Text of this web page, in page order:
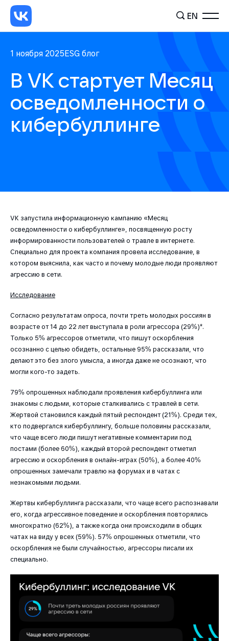
EN
1 ноября 2025 ESG блог
В VK стартует Месяц
осведомленности о
кибербуллинге
VK запустила информационную кампанию «Месяц
осведомленности о кибербуллинге», посвященную росту
информированности пользователей о травле в интернете.
Специально для проекта компания провела исследование, в
котором выяснила, как часто и почему молодые люди проявляют
агрессию в сети.
Исследование
Согласно результатам опроса, почти треть молодых россиян в
возрасте от 14 до 22 лет выступала в роли агрессора (29%)*.
Только 5% агрессоров отметили, что пишут оскорбления
осознанно с целью обидеть, остальные 95% рассказали, что
делают это без злого умысла, а иногда даже не осознают, что
могли кого-то задеть.
79% опрошенных наблюдали проявления кибербуллинга или
знакомы с людьми, которые сталкивались с травлей в сети.
Жертвой становился каждый пятый респондент (21%). Среди тех,
кто подвергался кибербуллингу, больше половины рассказали,
что чаще всего люди пишут негативные комментарии под
постами (более 60%), каждый второй респондент отметил
агрессию и оскорбления в онлайн-играх (50%), а более 40%
опрошенных замечали травлю на форумах и в чатах с
незнакомыми людьми.
Жертвы кибербуллинга рассказали, что чаще всего распознавали
его, когда агрессивное поведение и оскорбления повторялись
многократно (62%), а также когда они происходили в общих
чатах на виду у всех (59%). 57% опрошенных отметили, что
оскорбления не были случайностью, агрессоры писали их
специально.